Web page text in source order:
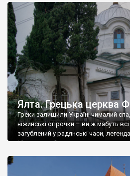
Ялта. Грецька церква
Греки залишили Україні чималий
ніжинські огірочки – ви ж мабуть
загублений у радянські часи,
Ніжин греки?